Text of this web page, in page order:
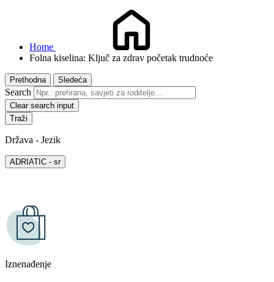
Home
Folna kiselina: Ključ za zdrav početak trudnoće
Prethodna Sledeća
Search
Clear search input
Država - Jezik
ADRIATIC - sr
Iznenađenje